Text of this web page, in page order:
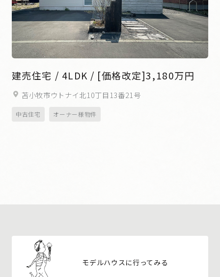
建売住宅 / 4LDK / [価格改定]3,180万円
苫小牧市ウトナイ北10丁目13番21号
中古住宅 オーナー様物件
モデルハウスに行ってみる